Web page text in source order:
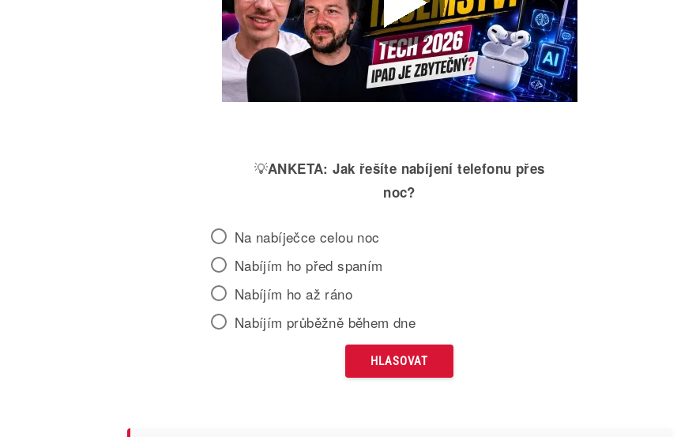
💡ANKETA: Jak řešíte nabíjení telefonu přes
noc?
Na nabíječce celou noc
Nabíjím ho před spaním
Nabíjím ho až ráno
Nabíjím průběžně během dne